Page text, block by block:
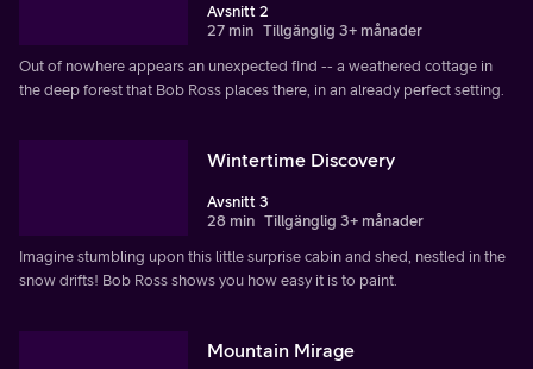
Avsnitt 2
27 min Tillgänglig 3+ månader
Out of nowhere appears an unexpected find -- a weathered cottage in
the deep forest that Bob Ross places there, in an already perfect setting.
Wintertime Discovery
Avsnitt 3
28 min Tillgänglig 3+ månader
Imagine stumbling upon this little surprise cabin and shed, nestled in the
snow drifts! Bob Ross shows you how easy it is to paint.
Mountain Mirage